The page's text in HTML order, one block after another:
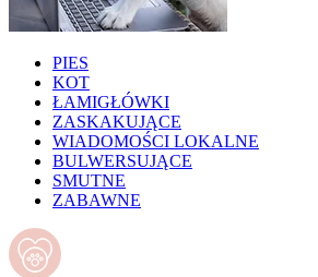
PIES
KOT
ŁAMIGŁÓWKI
ZASKAKUJĄCE
WIADOMOŚCI LOKALNE
BULWERSUJĄCE
SMUTNE
ZABAWNE